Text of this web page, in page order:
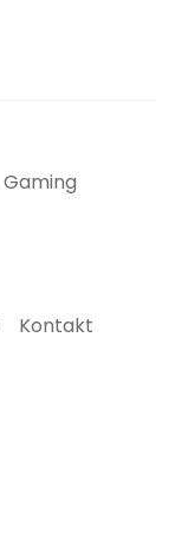
Gaming
Kontakt